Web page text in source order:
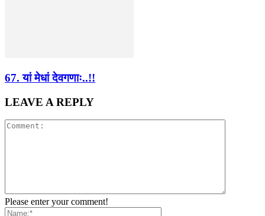
67. यां मेधां देवगणाः..!!
LEAVE A REPLY
Please enter your comment!